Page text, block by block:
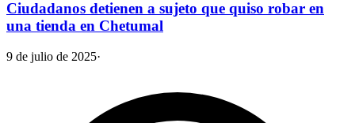
Ciudadanos detienen a sujeto que quiso robar en
una tienda en Chetumal
9 de julio de 2025·